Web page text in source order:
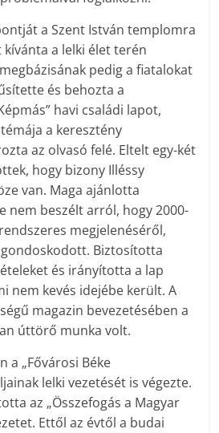
a Szent István templomra
kívánta a lelki élet terén
pedig a fiatalokat
és behozta a
havi családi lapot,
a keresztény
az olvasó felé. Eltelt egy-két
hogy bizony Illéssy
van. Maga ajánlotta
nem beszélt arról, hogy 2000-
megjelenéséről,
Biztosította
és irányította a lap
nem kevés idejébe került. A
magazin bevezetésében a
úttörő munka volt.
a „Fővárosi Béke
lelki vezetését is végezte.
az „Összefogás a Magyar
Ettől az évtől a budai